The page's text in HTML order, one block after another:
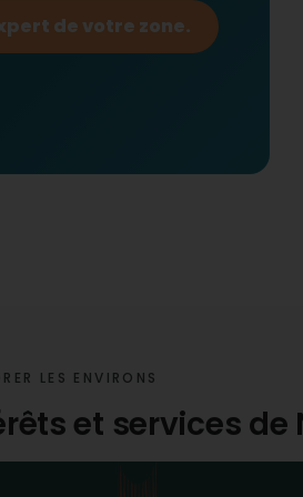
de votre zone.
LES ENVIRONS
et services de